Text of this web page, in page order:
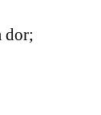
dor;